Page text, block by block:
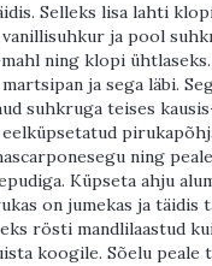
Selleks lisa lahti
ja pool
ning klopi ühtlaseks.
ja sega läbi.
suhkruga teises
ning
Küpseta ahju
on jumekas ja täidis
rösti mandlilaastud
koogile. Sõelu peale